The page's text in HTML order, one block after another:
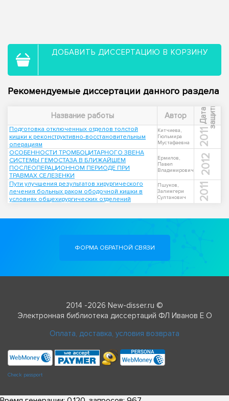
ДОБАВИТЬ ДИССЕРТАЦИЮ В КОРЗИНУ
Рекомендуемые диссертации данного раздела
Название работы Автор Д
а
т
а
з
а
щ
и
т ы
Подготовка отключенных отделов толстой
кишки к реконструктивно-восстановительным
операциям
Китчиева,
Гюльмира
Мустафаевна
2011
ОСОБЕННОСТИ ТРОМБОЦИТАРНОГО ЗВЕНА
СИСТЕМЫ ГЕМОСТАЗА В БЛИЖАЙШЕМ
ПОСЛЕОПЕРАЦИОННОМ ПЕРИОДЕ ПРИ
ТРАВМАХ СЕЛЕЗЕНКИ
Ермилов,
Павел
Владимирович
2012
Пути улучшения результатов хирургического
лечения больных раком ободочной кишки в
условиях общехирургических отделений
Пшуков,
Залимгери
Султанович
2011
ФОРМА ОБРАТНОЙ СВЯЗИ
2014 -2026 New-disser.ru ©
Электронная библиотека диссертаций ФЛ Иванов Е О
Оплата, доставка, условия возврата
Check passport